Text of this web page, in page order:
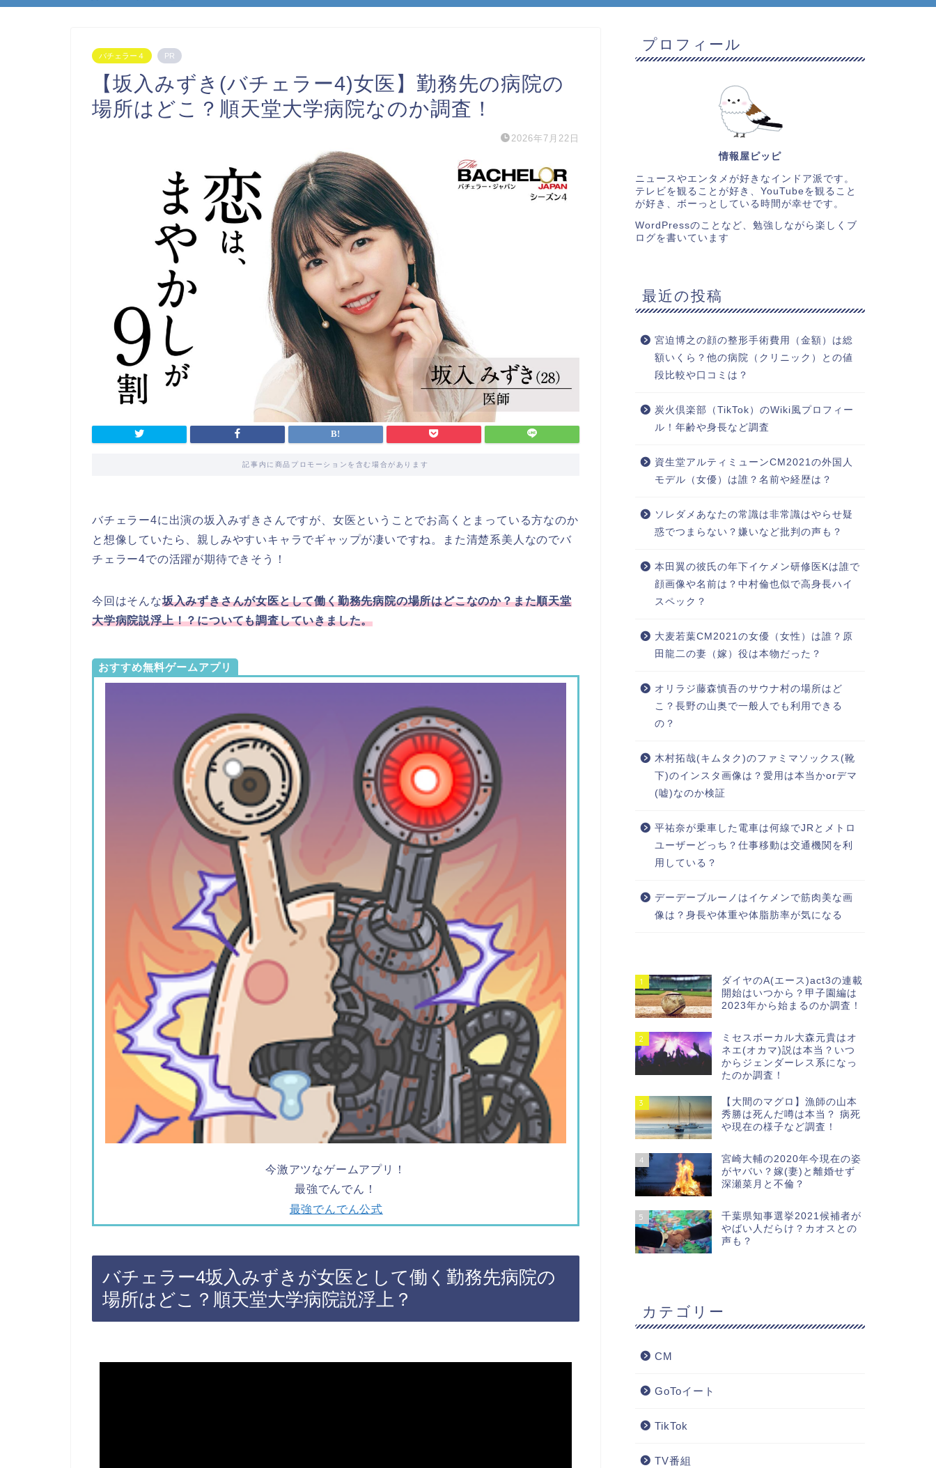
バチェラー４ PR
【坂入みずき(バチェラー4)女医】勤務先の病院の
場所はどこ？順天堂大学病院なのか調査！
2026年7月22日
記事内に商品プロモーションを含む場合があります
バチェラー4に出演の坂入みずきさんですが、女医ということでお高くとまっている方なのか
と想像していたら、親しみやすいキャラでギャップが凄いですね。また清楚系美人なのでバ
チェラー4での活躍が期待できそう！
今回はそんな坂入みずきさんが女医として働く勤務先病院の場所はどこなのか？また順天堂
大学病院説浮上！？についても調査していきました。
おすすめ無料ゲームアプリ
今激アツなゲームアプリ！
最強でんでん！
最強でんでん公式
バチェラー4坂入みずきが女医として働く勤務先病院の
場所はどこ？順天堂大学病院説浮上？
プロフィール
情報屋ピッピ
ニュースやエンタメが好きなインドア派です。
テレビを観ることが好き、YouTubeを観ること
が好き、ボーっとしている時間が幸せです。
WordPressのことなど、勉強しながら楽しくブ
ログを書いています
最近の投稿
宮迫博之の顔の整形手術費用（金額）は総
額いくら？他の病院（クリニック）との値
段比較や口コミは？
炭火倶楽部（TikTok）のWiki風プロフィー
ル！年齢や身長など調査
資生堂アルティミューンCM2021の外国人
モデル（女優）は誰？名前や経歴は？
ソレダメあなたの常識は非常識はやらせ疑
惑でつまらない？嫌いなど批判の声も？
本田翼の彼氏の年下イケメン研修医Kは誰で
顔画像や名前は？中村倫也似で高身長ハイ
スペック？
大麦若葉CM2021の女優（女性）は誰？原
田龍二の妻（嫁）役は本物だった？
オリラジ藤森慎吾のサウナ村の場所はど
こ？長野の山奥で一般人でも利用できる
の？
木村拓哉(キムタク)のファミマソックス(靴
下)のインスタ画像は？愛用は本当かorデマ
(嘘)なのか検証
平祐奈が乗車した電車は何線でJRとメトロ
ユーザーどっち？仕事移動は交通機関を利
用している？
デーデーブルーノはイケメンで筋肉美な画
像は？身長や体重や体脂肪率が気になる
1
ダイヤのA(エース)act3の連載
開始はいつから？甲子園編は
2023年から始まるのか調査！
2
ミセスボーカル大森元貴はオ
ネエ(オカマ)説は本当？いつ
からジェンダーレス系になっ
たのか調査！
3
【大間のマグロ】漁師の山本
秀勝は死んだ噂は本当？ 病死
や現在の様子など調査！
4
宮崎大輔の2020年今現在の姿
がヤバい？嫁(妻)と離婚せず
深瀬菜月と不倫？
5
千葉県知事選挙2021候補者が
やばい人だらけ？カオスとの
声も？
カテゴリー
CM
GoToイート
TikTok
TV番組